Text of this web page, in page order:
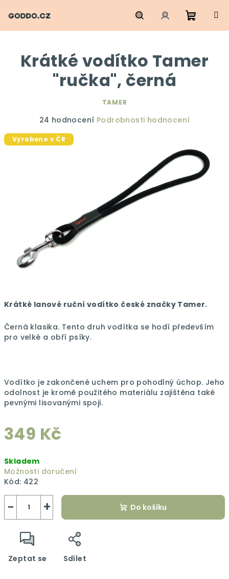
na
HledatPřihlášení
košík
Krátké lanové ruční vodítko české značky Tamer.
Černá klasika. Tento druh vodítka se hodí především
pro velké a obří psíky.
Vodítko je zakončené uchem pro pohodlný úchop. Jeho
odolnost je kromě použitého materiálu zajištěna také
pevnými lisovanými spoji.
349 Kč
cena:
Skladem
Možnosti doručení
Kód: 422
+
− Do košíku
Zeptat se Sdílet
Krátké vodítko Tamer
"ručka", černá
TAMER
Průměrné
produktu
24 hodnocení Podrobnosti hodnocení
Vyrobeno v ČR